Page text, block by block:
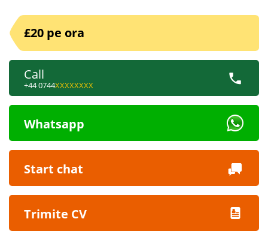
£20 pe ora
Call
+44 0744XXXXXXXX
Whatsapp
Start chat
Trimite CV